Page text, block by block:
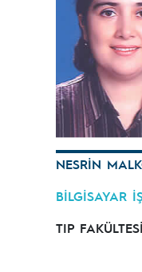
NESRİN
BİLGİSAYAR
TIP FAKÜLTESİ